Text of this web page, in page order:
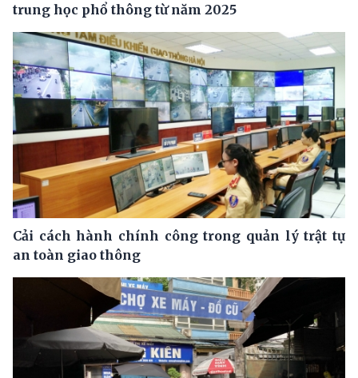
trung học phổ thông từ năm 2025
Cải cách hành chính công trong quản lý trật tự
an toàn giao thông